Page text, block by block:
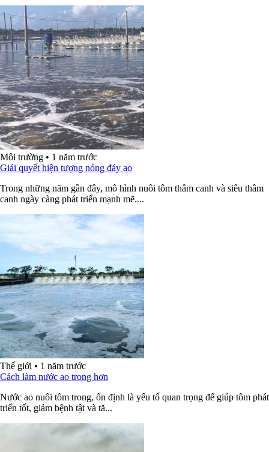
Môi trường • 1 năm trước
Giải quyết hiện tượng nóng đáy ao
Trong những năm gần đây, mô hình nuôi tôm thâm canh và siêu thâm
canh ngày càng phát triển mạnh mẽ....
Thế giới • 1 năm trước
Cách làm nước ao trong hơn
Nước ao nuôi tôm trong, ổn định là yếu tố quan trọng để giúp tôm phát
triển tốt, giảm bệnh tật và tă...